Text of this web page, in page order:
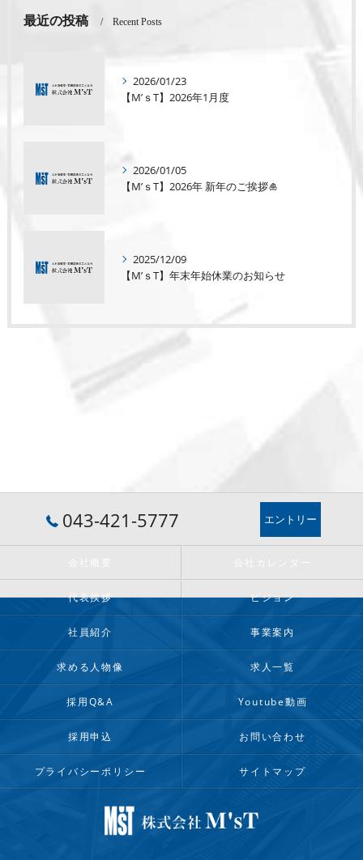
最近の投稿 Recent Posts
2026/01/23
【M’ｓT】2026年1月度
2026/01/05
【M’ｓT】2026年 新年のご挨拶🎍
2025/12/09
【M’ｓT】年末年始休業のお知らせ
043-421-5777 エントリー
代表挨拶 ビジョン
社員紹介 事業案内
求める人物像 求人一覧
採用Q&A Youtube動画
採用申込 お問い合わせ
プライバシーポリシー サイトマップ